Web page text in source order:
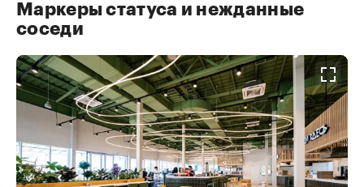
Маркеры статуса и нежданные
соседи